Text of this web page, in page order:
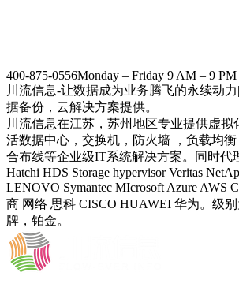
400-875-0556Monday – Friday 9 AM – 9 PM
川流信息-让数据成为业务腾飞的永续动
据备份，云解决方案提供。
川流信息在江苏，苏州地区专业提供虚拟
活数据中心，交换机，防火墙 ，负载均
合布线等企业级IT系统解决方案。同时代
Hatchi HDS Storage hypervisor Veritas
LENOVO Symantec MIcrosoft Azure AWS
商 网络 思科 CISCO HUAWEI 华为。级
牌，铂金。